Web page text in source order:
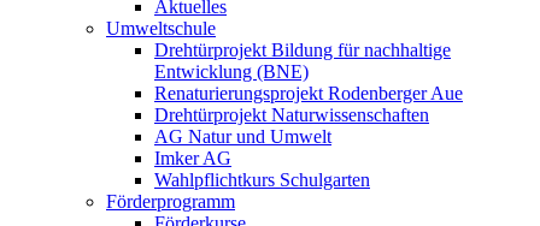
Aktuelles
Umweltschule
Drehtürprojekt Bildung für nachhaltige
Entwicklung (BNE)
Renaturierungsprojekt Rodenberger Aue
Drehtürprojekt Naturwissenschaften
AG Natur und Umwelt
Imker AG
Wahlpflichtkurs Schulgarten
Förderprogramm